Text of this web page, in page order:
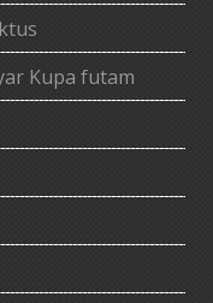
Kupa futam